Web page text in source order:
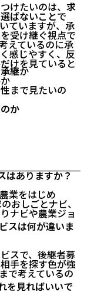
けたいのは、 求
ばないことで
ていますが、承
受け継ぐ視点で
えているのに承
感じやすく、反
けを見ていると
継か
まで見たいの
か
はありますか？
業をはじめ
おしごとナビ、
ナビや農業ジョ
スは何が違いま
スで、後継者募
手を探す色が強
で考えているの
を見ればいいで